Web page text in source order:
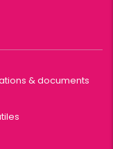
& documents